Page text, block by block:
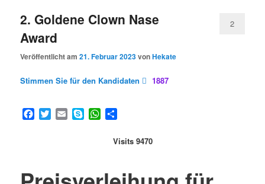
2. Goldene Clown Nase
Award
Veröffentlicht am21. Februar 2023vonHekate
2
Stimmen Sie für den Kandidaten 1887
Facebook
TwitterEmailSkypeWhatsApp
Visits 9470